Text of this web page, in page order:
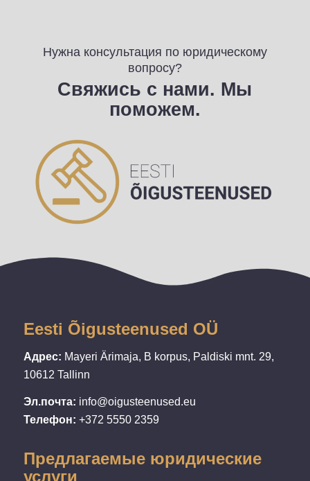
Нужна консультация по юридическому
вопросу?
Свяжись с нами. Мы
поможем.
Eesti Õigusteenused OÜ
Адрес: Mayeri Ärimaja, B korpus, Paldiski mnt. 29,
10612 Tallinn
Эл.почта: info@oigusteenused.eu
Телефон: +372 5550 2359
Предлагаемые юридические
услуги